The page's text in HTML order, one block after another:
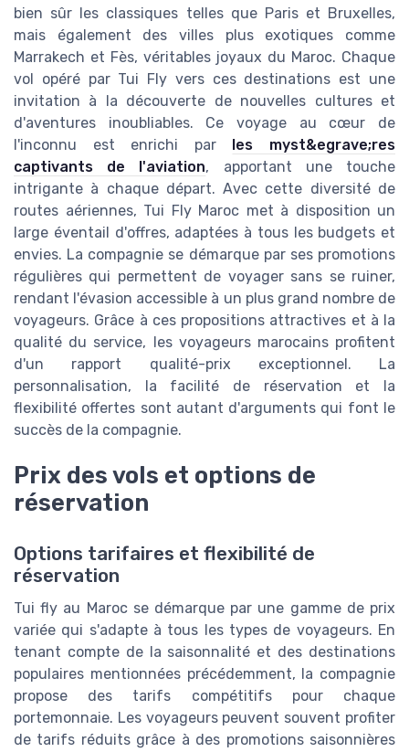
bien sûr les classiques telles que Paris et Bruxelles,
mais également des villes plus exotiques comme
Marrakech et Fès, véritables joyaux du Maroc. Chaque
vol opéré par Tui Fly vers ces destinations est une
invitation à la découverte de nouvelles cultures et
d'aventures inoubliables. Ce voyage au cœur de
l'inconnu est enrichi par les myst&egrave;res
captivants de l'aviation, apportant une touche
intrigante à chaque départ. Avec cette diversité de
routes aériennes, Tui Fly Maroc met à disposition un
large éventail d'offres, adaptées à tous les budgets et
envies. La compagnie se démarque par ses promotions
régulières qui permettent de voyager sans se ruiner,
rendant l'évasion accessible à un plus grand nombre de
voyageurs. Grâce à ces propositions attractives et à la
qualité du service, les voyageurs marocains profitent
d'un rapport qualité-prix exceptionnel. La
personnalisation, la facilité de réservation et la
flexibilité offertes sont autant d'arguments qui font le
succès de la compagnie.
Prix des vols et options de
réservation
Options tarifaires et flexibilité de
réservation
Tui fly au Maroc se démarque par une gamme de prix
variée qui s'adapte à tous les types de voyageurs. En
tenant compte de la saisonnalité et des destinations
populaires mentionnées précédemment, la compagnie
propose des tarifs compétitifs pour chaque
portemonnaie. Les voyageurs peuvent souvent profiter
de tarifs réduits grâce à des promotions saisonnières